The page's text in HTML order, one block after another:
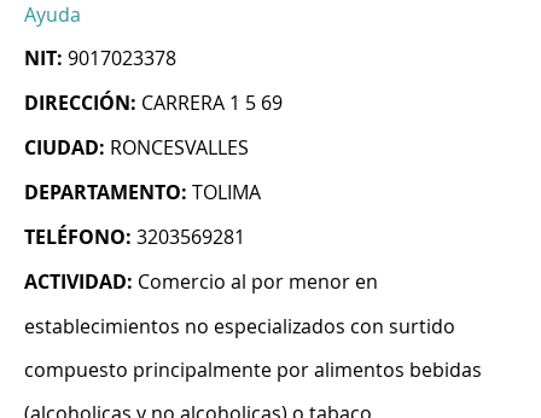
Ayuda
NIT: 9017023378
DIRECCIÓN: CARRERA 1 5 69
CIUDAD: RONCESVALLES
DEPARTAMENTO: TOLIMA
TELÉFONO: 3203569281
ACTIVIDAD: Comercio al por menor en
establecimientos no especializados con surtido
compuesto principalmente por alimentos bebidas